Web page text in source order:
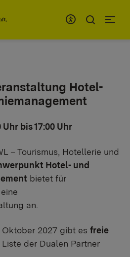
Hotel-
Uhr bis 17:00 Uhr
– Tourismus, Hotellerie und
Hotel- und
bietet für
an.
2027 gibt es freie
Liste der Dualen Partner